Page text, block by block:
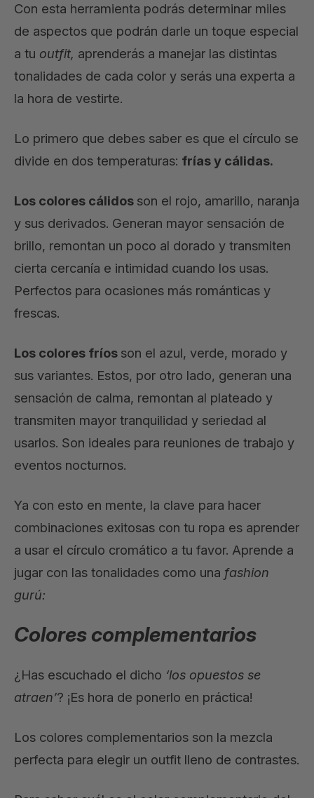
Con esta herramienta podrás determinar miles
de aspectos que podrán darle un toque especial
a tu outfit, aprenderás a manejar las distintas
tonalidades de cada color y serás una experta a
la hora de vestirte.
Lo primero que debes saber es que el círculo se
divide en dos temperaturas: frías y cálidas.
Los colores cálidos son el rojo, amarillo, naranja
y sus derivados. Generan mayor sensación de
brillo, remontan un poco al dorado y transmiten
cierta cercanía e intimidad cuando los usas.
Perfectos para ocasiones más románticas y
frescas.
Los colores fríos son el azul, verde, morado y
sus variantes. Estos, por otro lado, generan una
sensación de calma, remontan al plateado y
transmiten mayor tranquilidad y seriedad al
usarlos. Son ideales para reuniones de trabajo y
eventos nocturnos.
Ya con esto en mente, la clave para hacer
combinaciones exitosas con tu ropa es aprender
a usar el círculo cromático a tu favor. Aprende a
jugar con las tonalidades como una fashion
gurú:
Colores complementarios
¿Has escuchado el dicho ‘los opuestos se
atraen’? ¡Es hora de ponerlo en práctica!
Los colores complementarios son la mezcla
perfecta para elegir un outfit lleno de contrastes.